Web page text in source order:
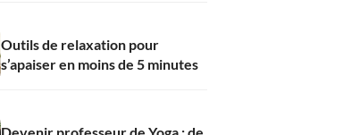
Outils de relaxation pour
s’apaiser en moins de 5 minutes
Devenir professeur de Yoga : de